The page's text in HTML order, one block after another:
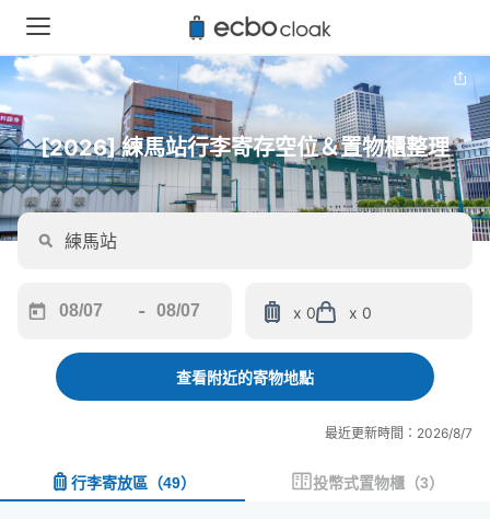
[2026] 練馬站行李寄存空位＆置物櫃整理
forward
interact
and
-
backward
interact
and
x 0 x 0
查看附近的寄物地點
最近更新時間：2026/8/7
行李寄放區 （49） 投幣式置物櫃 （3）